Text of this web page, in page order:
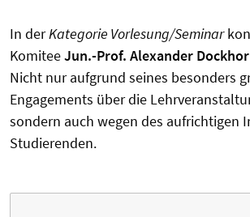
In derKategorie Vorlesung/Seminar
KomiteeJun.-Prof. Alexander
Nicht nur aufgrund seines besonders
Engagements über die
sondern auch wegen des aufrichtigen
Studierenden.